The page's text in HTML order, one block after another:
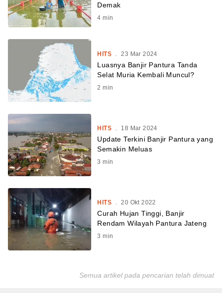
Demak
4 min
HITS 23 Mar 2024
Luasnya Banjir Pantura Tanda
Selat Muria Kembali Muncul?
2 min
HITS . 18 Mar 2024
Update Terkini Banjir Pantura yang
Semakin Meluas
3 min
HITS . 20 Okt 2022
Curah Hujan Tinggi, Banjir
Rendam Wilayah Pantura Jateng
3 min
Semua artikel pada pencarian telah dimuat